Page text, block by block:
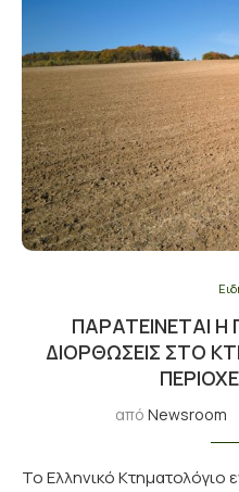
ΠΑΡΑΤΕΊΝΕΤΑΙ Η
ΔΙΟΡΘΏΣΕΙΣ ΣΤΟ
από Newsroom
Το Ελληνικό Κτηματολόγιο